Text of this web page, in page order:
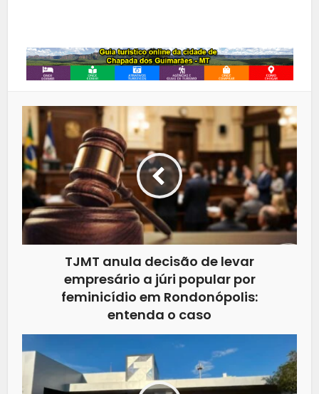
TJMT anula decisão de levar
empresário a júri popular por
feminicídio em Rondonópolis:
entenda o caso